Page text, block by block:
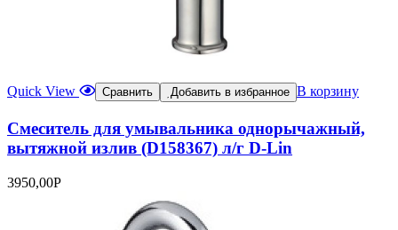
Quick View Сравнить Добавить в избранное В корзину
Смеситель для умывальника однорычажный,
вытяжной излив (D158367) л/г D-Lin
3950,00Р